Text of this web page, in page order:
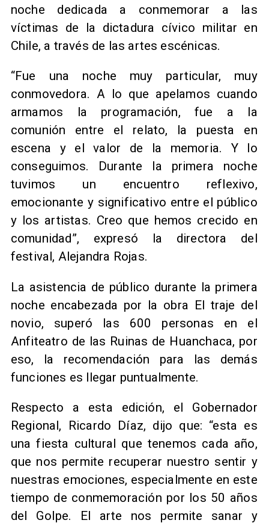
noche dedicada a conmemorar a las
víctimas de la dictadura cívico militar en
Chile, a través de las artes escénicas.
“Fue una noche muy particular, muy
conmovedora. A lo que apelamos cuando
armamos la programación, fue a la
comunión entre el relato, la puesta en
escena y el valor de la memoria. Y lo
conseguimos. Durante la primera noche
tuvimos un encuentro reflexivo,
emocionante y significativo entre el público
y los artistas. Creo que hemos crecido en
comunidad”, expresó la directora del
festival, Alejandra Rojas.
La asistencia de público durante la primera
noche encabezada por la obra El traje del
novio, superó las 600 personas en el
Anfiteatro de las Ruinas de Huanchaca, por
eso, la recomendación para las demás
funciones es llegar puntualmente.
Respecto a esta edición, el Gobernador
Regional, Ricardo Díaz, dijo que: “esta es
una fiesta cultural que tenemos cada año,
que nos permite recuperar nuestro sentir y
nuestras emociones, especialmente en este
tiempo de conmemoración por los 50 años
del Golpe. El arte nos permite sanar y